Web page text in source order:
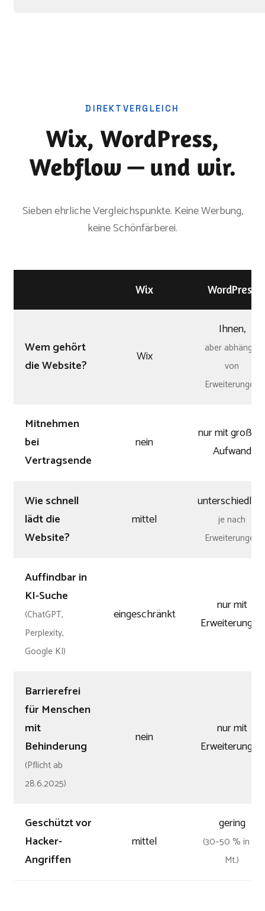
DIREKTVERGLEICH
Wix, WordPress,
Webflow — und wir.
Sieben ehrliche Vergleichspunkte. Keine Werbung,
keine Schönfärberei.
Wix WordPress
Wem gehört
die Website?
Wix
Ihnen,
aber abhängig
von
Erweiterungen
Mitnehmen
bei
Vertragsende
nein
nur mit
Aufwand
Wie schnell
lädt die
Website?
mittel
je nach
Erweiterungen
Auffindbar in
KI-Suche
(ChatGPT,
Perplexity,
Google KI)
eingeschränkt
nur mit
Erweiterungen
Barrierefrei
für Menschen
mit
Behinderung
(Pflicht ab
28.6.2025)
nein
nur mit
Erweiterungen
Geschützt vor
Hacker-
Angriffen
mittel
gering
(30–50 % in 24
Mt.)